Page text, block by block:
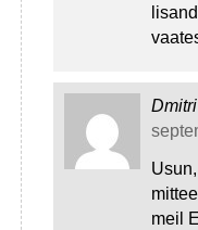
Dmitri
meil